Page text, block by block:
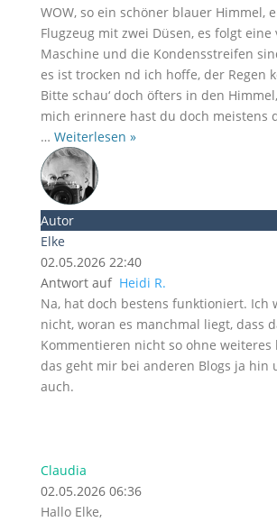
WOW, so ein schöner blauer Himmel,
Flugzeug mit zwei Düsen, es folgt eine
Maschine und die Kondensstreifen
es ist trocken nd ich hoffe, der Regen
Bitte schau‘ doch öfters in den
mich erinnere hast du doch meistens
… Weiterlesen »
Autor
Elke
02.05.2026 22:40
Antwort auf Heidi R.
Na, hat doch bestens funktioniert. Ich
nicht, woran es manchmal liegt, dass
Kommentieren nicht so ohne weiteres
das geht mir bei anderen Blogs ja hin
auch.
Claudia
02.05.2026 06:36
Hallo Elke,